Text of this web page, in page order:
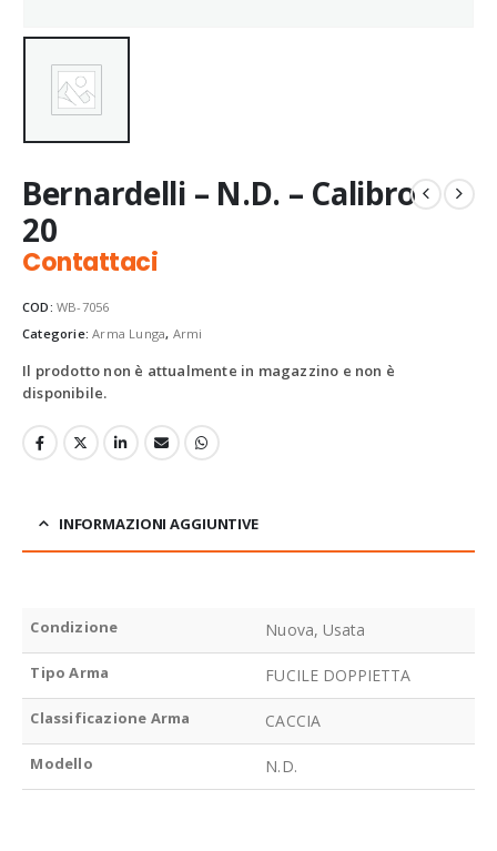
Bernardelli – N.D. – Calibro
20
Contattaci
COD: WB-7056
Categorie:Arma Lunga, Armi
Il prodotto non è attualmente in magazzino e non è
disponibile.
INFORMAZIONI AGGIUNTIVE
Condizione Nuova, Usata
Tipo Arma FUCILE DOPPIETTA
Classificazione Arma CACCIA
Modello N.D.